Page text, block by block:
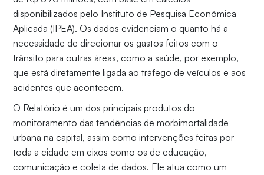
disponibilizados pelo Instituto de Pesquisa Econômica
Aplicada (IPEA). Os dados evidenciam o quanto há a
necessidade de direcionar os gastos feitos com o
trânsito para outras áreas, como a saúde, por exemplo,
que está diretamente ligada ao tráfego de veículos e aos
acidentes que acontecem.
O Relatório é um dos principais produtos do
monitoramento das tendências de morbimortalidade
urbana na capital, assim como intervenções feitas por
toda a cidade em eixos como os de educação,
comunicação e coleta de dados. Ele atua como um